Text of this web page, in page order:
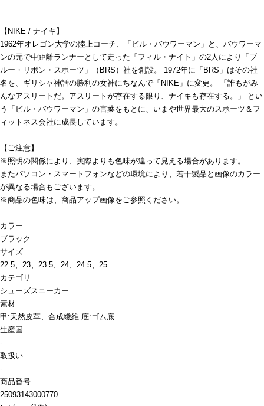
【NIKE / ナイキ】
1962年オレゴン大学の陸上コーチ、「ビル・バウワーマン」と、バウワーマ
ンの元で中距離ランナーとして走った「フィル・ナイト」の2人により「ブ
ルー・リボン・スポーツ」（BRS）社を創設。 1972年に「BRS」はその社
名を、ギリシャ神話の勝利の女神にちなんで「NIKE」に変更。 「誰もがみ
んなアスリートだ。アスリートが存在する限り、ナイキも存在する。」 とい
う「ビル・バウワーマン」の言葉をもとに、いまや世界最大のスポーツ＆フ
ィットネス会社に成長しています。
【ご注意】
※照明の関係により、実際よりも色味が違って見える場合があります。
またパソコン・スマートフォンなどの環境により、若干製品と画像のカラー
が異なる場合もございます。
※商品の色味は、商品アップ画像をご参照ください。
カラー
ブラック
サイズ
22.5、23、23.5、24、24.5、25
カテゴリ
シューズスニーカー
素材
甲:天然皮革、合成繊維 底:ゴム底
生産国
-
取扱い
-
商品番号
25093143000770